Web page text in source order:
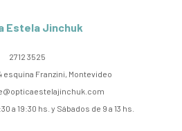
Estela Jinchuk
2712 3525
esquina Franzini, Montevideo
a 19:30 hs. y Sábados de 9 a 13 hs.